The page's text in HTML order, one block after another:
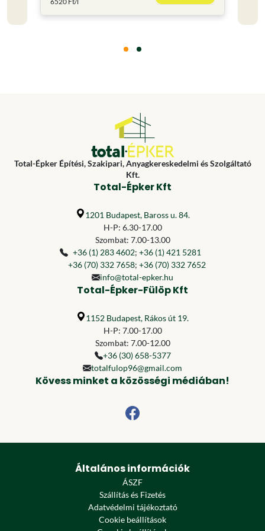
Total-Épker Építési, Szakipari, Anyagkereskedelmi és Szolgáltató
Kft.
Total-Épker Kft
1201 Budapest, Baross u. 84.
H-P: 6.30-17.00
Szombat: 7.00-13.00
+36 (1) 283 4602; +36 (1) 421 5281
+36 (70) 332 7658; +36 (70) 332 7652
info@total-epker.hu
Total-Épker-Fülöp Kft
1152 Budapest, Rákos út 19.
H-P: 7.00-17.00
Szombat: 7.00-12.00
+36 (30) 658-5377
totalfulop96@gmail.com
Kövess minket a közösségi médiában!
Általános információk
ÁSZF
Szállítás és Fizetés
Adatvédelmi tájékoztató
Cookie beállítások